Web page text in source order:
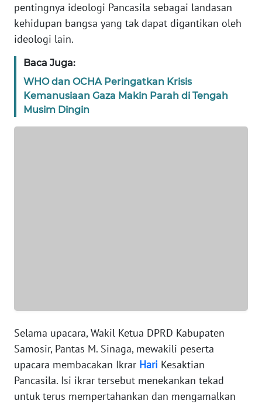
pentingnya ideologi Pancasila sebagai landasan
kehidupan bangsa yang tak dapat digantikan oleh
ideologi lain.
Baca Juga:
WHO dan OCHA Peringatkan Krisis
Kemanusiaan Gaza Makin Parah di Tengah
Musim Dingin
Selama upacara, Wakil Ketua DPRD Kabupaten
Samosir, Pantas M. Sinaga, mewakili peserta
upacara membacakan Ikrar Hari Kesaktian
Pancasila. Isi ikrar tersebut menekankan tekad
untuk terus mempertahankan dan mengamalkan
WN
SUMUT
WN
WN
JABAR
PAPUA
BARAT
RIAU